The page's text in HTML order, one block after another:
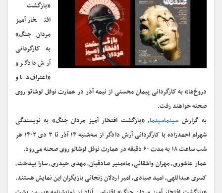
«بازگشت
افتخار آمیز
مردان جنگ»
به کارگردانی
آرش دادگر و
«اعتراف‌ها و
دروغ‌ها» به کارگردانی پیمان محسنی از نیمه آذر در عمارت نوفل لوشاتو روی
صحنه خواهند رفت.
به گزارش سینماسینما، «بازگشت افتخار آمیز مردان جنگ» به نویسندگی
شهرام احمدزاده با کارگردانی آرش دادگر از سه‌شنبه ۱۴ آذر تا ۳ دی ۱۴۰۲ هر
شب ساعت ۱۸ به مدت ۶۰ دقیقه در عمارت نوفل لوشاتو روی صحنه می‌رود.
عمار عاشوری، مهران واشقانی، ماه‌منیر صادقیان، مهدی حیدری، سارا بیدخت،
کسری عبداللهی، امید صیادی، امیر اردلان زنجانی بازیگران این نمایش هستند.